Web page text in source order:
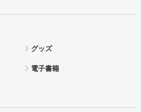
グッズ
電子書籍